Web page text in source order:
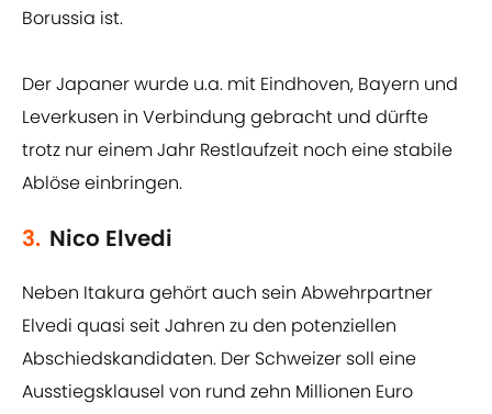
Borussia ist.
Der Japaner wurde u.a. mit Eindhoven, Bayern und
Leverkusen in Verbindung gebracht und dürfte
trotz nur einem Jahr Restlaufzeit noch eine stabile
Ablöse einbringen.
3. Nico Elvedi
Neben Itakura gehört auch sein Abwehrpartner
Elvedi quasi seit Jahren zu den potenziellen
Abschiedskandidaten. Der Schweizer soll eine
Ausstiegsklausel von rund zehn Millionen Euro